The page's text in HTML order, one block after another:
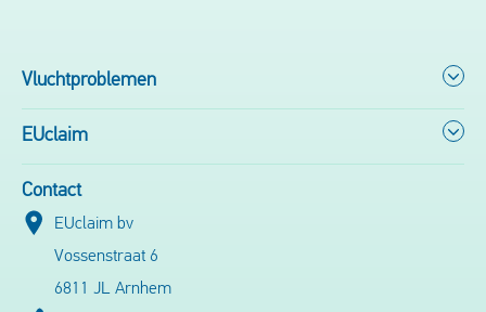
Vluchtproblemen
EUclaim
Contact
EUclaim bv
Vossenstraat 6
6811 JL Arnhem